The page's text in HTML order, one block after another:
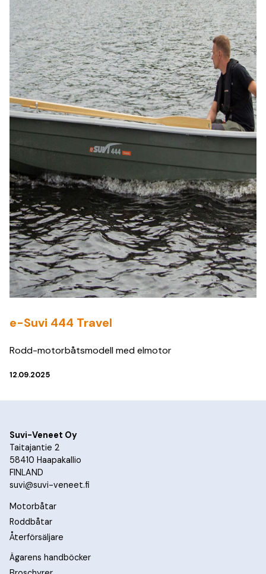
e-Suvi 444 Travel
Rodd-motorbåtsmodell med elmotor
12.09.2025
Suvi-Veneet Oy
Taitajantie 2
58410 Haapakallio
FINLAND
suvi@suvi-veneet.fi
Motorbåtar
Roddbåtar
Återförsäljare
Ägarens handböcker